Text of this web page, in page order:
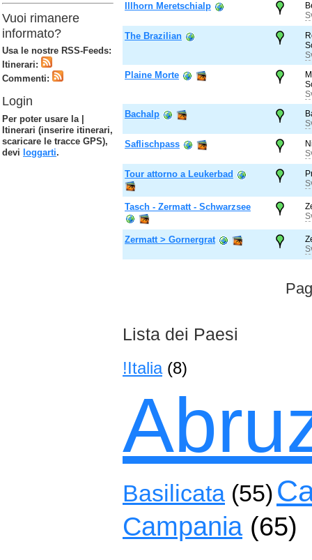
Illhorn Meretschialp
The Brazilian
Plaine Morte
Bachalp
Saflischpass
Tour attorno a Leukerbad
Tasch - Zermatt - Schwarzsee
Zermatt > Gornergrat
Lista dei Paesi
!Italia(8)
Basilicata(55)
Campania(65)
Vuoi rimanere
informato?
Usa le nostre RSS-Feeds:
Itinerari:
Commenti:
Login
Per poter usare la |
Itinerari (inserire itinerari,
scaricare le tracce GPS),
devi loggarti.